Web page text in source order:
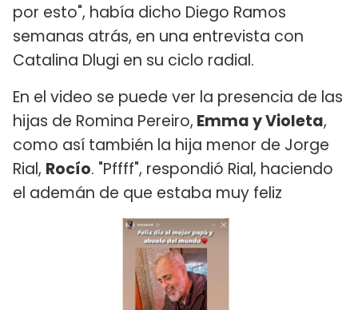
por esto", había dicho Diego Ramos
semanas atrás, en una entrevista con
Catalina Dlugi en su ciclo radial.
En el video se puede ver la presencia de las
hijas de Romina Pereiro, Emma y Violeta,
como así también la hija menor de Jorge
Rial, Rocío. "Pffff", respondió Rial, haciendo
el ademán de que estaba muy feliz